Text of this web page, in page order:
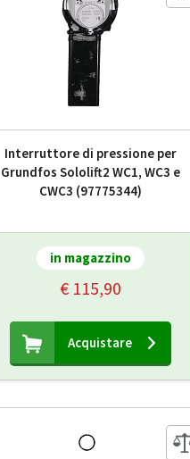
Interruttore di pressione per
Grundfos Sololift2 WC1, WC3 e
CWC3 (97775344)
in magazzino
€ 115,90
Acquistare